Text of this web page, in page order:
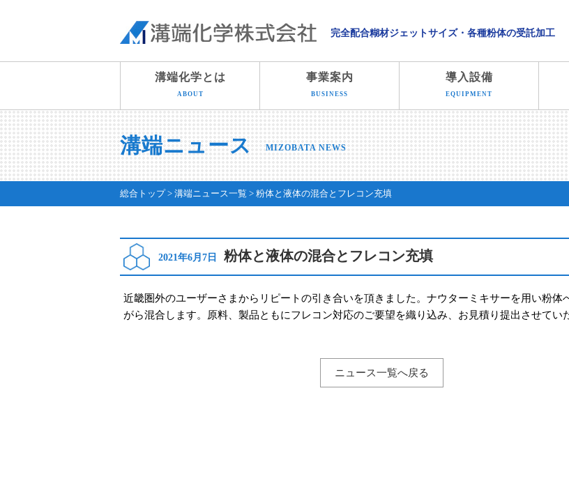
溝端化学株式会社
完全配合糊材ジェットサイズ・各種粉体の受託加工
溝端化学とは
ABOUT
事業案内
BUSINESS
導入設備
EQUIPMENT
溝端ニュース MIZOBATA NEWS
総合トップ 溝端ニュース一覧 粉体と液体の混合とフレコン充填
2021年6月7日 粉体と液体の混合とフレコン充填
近畿圏外のユーザーさまからリピートの引き合いを頂きました。ナウターミキサーを用い粉体
がら混合します。原料、製品ともにフレコン対応のご要望を織り込み、お見積り提出させてい
ニュース一覧へ戻る